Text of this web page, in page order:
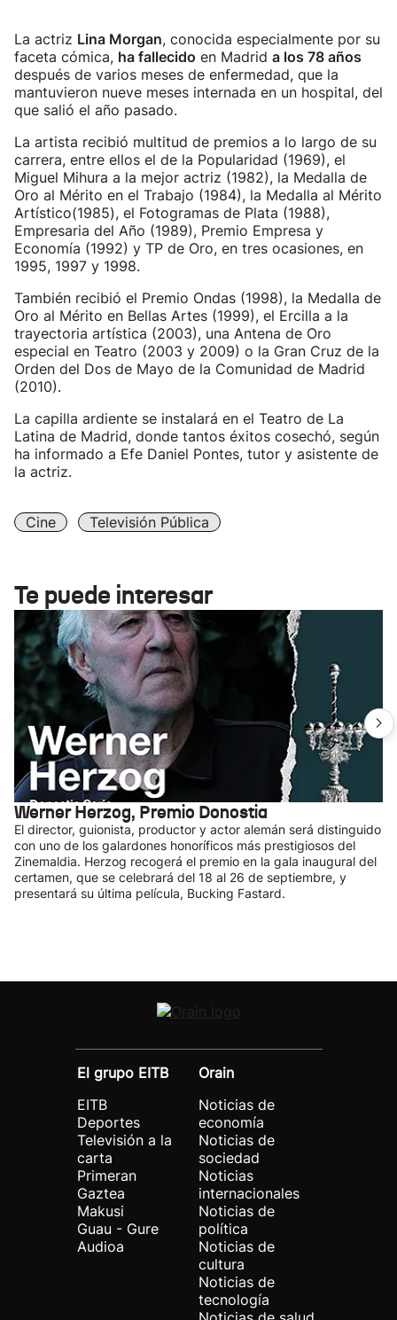
La actriz Lina Morgan, conocida especialmente por su
faceta cómica, ha fallecido en Madrid a los 78 años
después de varios meses de enfermedad, que la
mantuvieron nueve meses internada en un hospital, del
que salió el año pasado.
La artista recibió multitud de premios a lo largo de su
carrera, entre ellos el de la Popularidad (1969), el
Miguel Mihura a la mejor actriz (1982), la Medalla de
Oro al Mérito en el Trabajo (1984), la Medalla al Mérito
Artístico(1985), el Fotogramas de Plata (1988),
Empresaria del Año (1989), Premio Empresa y
Economía (1992) y TP de Oro, en tres ocasiones, en
1995, 1997 y 1998.
También recibió el Premio Ondas (1998), la Medalla de
Oro al Mérito en Bellas Artes (1999), el Ercilla a la
trayectoria artística (2003), una Antena de Oro
especial en Teatro (2003 y 2009) o la Gran Cruz de la
Orden del Dos de Mayo de la Comunidad de Madrid
(2010).
La capilla ardiente se instalará en el Teatro de La
Latina de Madrid, donde tantos éxitos cosechó, según
ha informado a Efe Daniel Pontes, tutor y asistente de
la actriz.
Cine Televisión Pública
Te puede interesar
Werner Herzog, Premio Donostia
El director, guionista, productor y actor alemán será distinguido
con uno de los galardones honoríficos más prestigiosos del
Zinemaldia. Herzog recogerá el premio en la gala inaugural del
certamen, que se celebrará del 18 al 26 de septiembre, y
presentará su última película, Bucking Fastard.
El grupo EITB
EITB
Deportes
Televisión a la
carta
Primeran
Gaztea
Makusi
Guau - Gure
Audioa
Orain
Noticias de
economía
Noticias de
sociedad
Noticias
internacionales
Noticias de
política
Noticias de
cultura
Noticias de
tecnología